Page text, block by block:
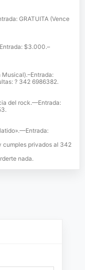
GRATUITA (Vence
$3.000.–
? 342 6986382.
del rock.—Entrada:
cumples privados al 342
nada.